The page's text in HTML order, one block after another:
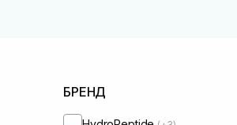
БРЕНД